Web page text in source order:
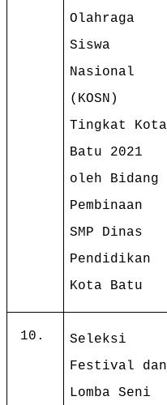
Olahraga
Siswa
Nasional
(KOSN)
Tingkat Kota
Batu 2021
oleh Bidang
Pembinaan
SMP Dinas
Pendidikan
Kota Batu
10.
Seleksi
Festival dan
Lomba Seni